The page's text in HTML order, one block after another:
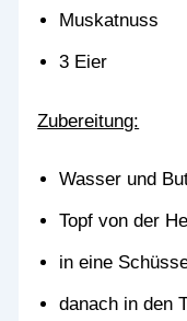
Muskatnuss
3 Eier
Zubereitung:
Wasser und
Topf von der
in eine
danach in den